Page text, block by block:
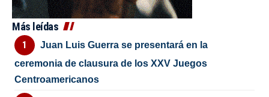
Más leídas
Juan Luis Guerra se presentará en la
ceremonia de clausura de los XXV Juegos
Centroamericanos